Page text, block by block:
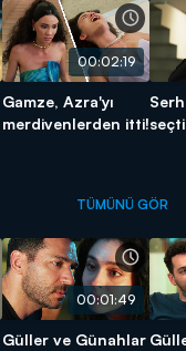
00:02:19
Gamze, Azra'yı
merdivenlerden itti!
TÜMÜNÜ GÖR
00:01:49
Güller ve Günahlar